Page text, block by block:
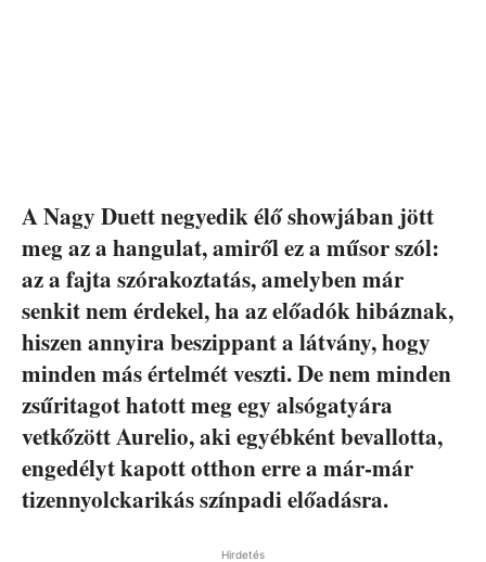
A Nagy Duett negyedik élő showjában jött
meg az a hangulat, amiről ez a műsor szól:
az a fajta szórakoztatás, amelyben már
senkit nem érdekel, ha az előadók hibáznak,
hiszen annyira beszippant a látvány, hogy
minden más értelmét veszti. De nem minden
zsűritagot hatott meg egy alsógatyára
vetkőzött Aurelio, aki egyébként bevallotta,
engedélyt kapott otthon erre a már-már
tizennyolckarikás színpadi előadásra.
Hirdetés